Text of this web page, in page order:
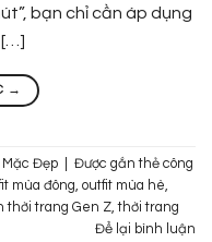
bạn chỉ cần áp dụng
[…]
→
Mặc Đẹp Được gắn thẻ công
mùa đông, outfit mùa hè,
thời trang Gen Z,thời trang
Để lại bình luận